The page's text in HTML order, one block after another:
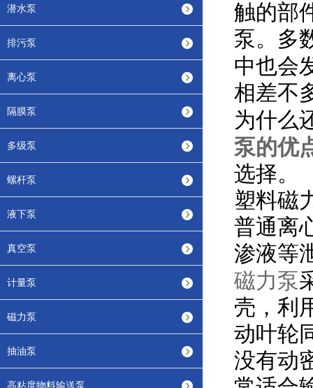
潜水泵
排污泵
离心泵
隔膜泵
多级泵
螺杆泵
液下泵
真空泵
计量泵
磁力泵
抽油泵
高粘度物料输送泵
触的部
泵。多
中也会
相差不
为什么
泵的优
选择。
塑料磁
普通离
渗液等
磁力泵
壳，利
动叶轮
没有动